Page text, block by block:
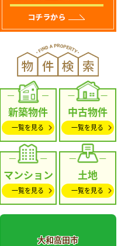
新築物件
一覧を見る
中古物件
一覧を見る
マンション
一覧を見る
土地
一覧を見る
大和高田市